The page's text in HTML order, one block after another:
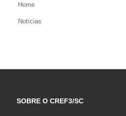
Home
Notícias
SOBRE O CREF3/SC